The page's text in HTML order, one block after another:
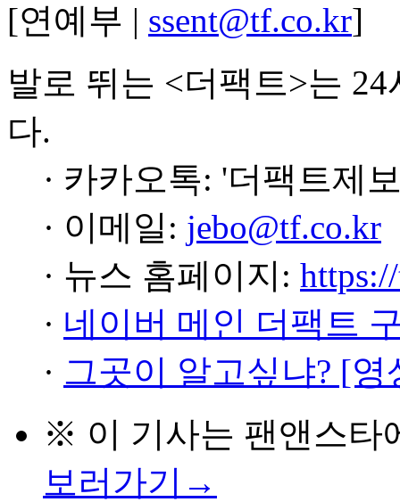
[연예부 | ssent@tf.co.kr]
발로 뛰는 <더팩트>는
다.
· 카카오톡: '더팩트제
· 이메일: jebo@tf.co.kr
· 뉴스 홈페이지:
· 네이버 메인 더팩트
· 그곳이 알고싶냐? [
※ 이 기사는 팬앤스타
보러가기→